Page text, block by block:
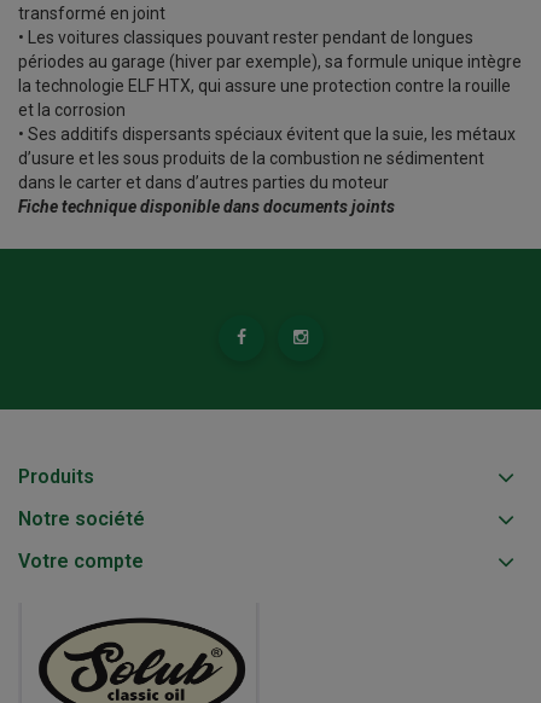
transformé en joint
• Les voitures classiques pouvant rester pendant de longues
périodes au garage (hiver par exemple), sa formule unique intègre
la technologie ELF HTX, qui assure une protection contre la rouille
et la corrosion
• Ses additifs dispersants spéciaux évitent que la suie, les métaux
d’usure et les sous produits de la combustion ne sédimentent
dans le carter et dans d’autres parties du moteur
Fiche technique disponible dans documents joints
Produits
Notre société
Votre compte